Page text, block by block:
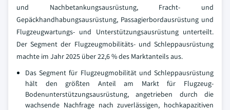
und Nachbetankungsausrüstung, Fracht- und
Gepäckhandhabungsausrüstung, Passagierbordausrüstung und
Flugzeugwartungs- und Unterstützungsausrüstung unterteilt.
Der Segment der Flugzeugmobilitäts- und Schleppausrüstung
machte im Jahr 2025 über 22,6 % des Marktanteils aus.
Das Segment für Flugzeugmobilität und Schleppausrüstung
hält den größten Anteil am Markt für Flugzeug-
Bodenunterstützungsausrüstung, angetrieben durch die
wachsende Nachfrage nach zuverlässigen, hochkapazitiven